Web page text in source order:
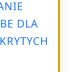
DLA